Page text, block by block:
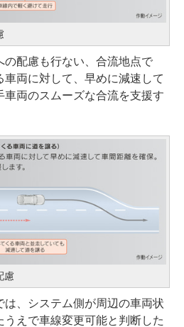
配慮も行ない、合流地点で
両に対して、早めに減速して
両のスムーズな合流を支援す
慮
、システム側が周辺の車両状
えで車線変更可能と判断した